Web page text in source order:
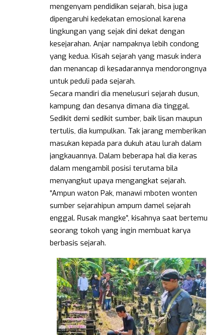
mengenyam pendidikan sejarah, bisa juga
dipengaruhi kedekatan emosional karena
lingkungan yang sejak dini dekat dengan
kesejarahan. Anjar nampaknya lebih condong
yang kedua. Kisah sejarah yang masuk indera
dan menancap di kesadarannya mendorongnya
untuk peduli pada sejarah.
Secara mandiri dia menelusuri sejarah dusun,
kampung dan desanya dimana dia tinggal.
Sedikit demi sedikit sumber, baik lisan maupun
tertulis, dia kumpulkan. Tak jarang memberikan
masukan kepada para dukuh atau lurah dalam
jangkauannya. Dalam beberapa hal dia keras
dalam mengambil posisi terutama bila
menyangkut upaya mengangkat sejarah.
“Ampun waton Pak, manawi mboten wonten
sumber sejarahipun ampum damel sejarah
enggal. Rusak mangke”, kisahnya saat bertemu
seorang tokoh yang ingin membuat karya
berbasis sejarah.